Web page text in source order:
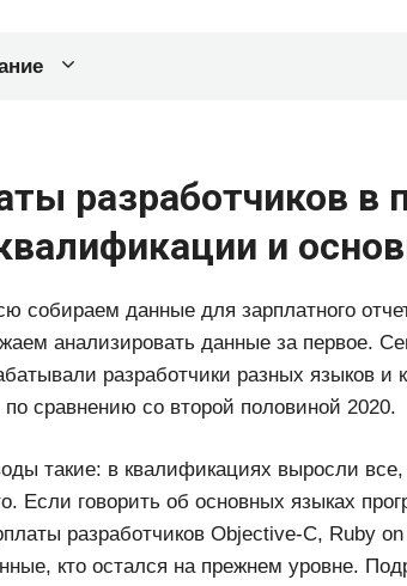
разработчиков в
и
собираем данные для зарплатного
анализировать данные за первое.
разработчики разных языков
сравнению со второй половиной 2020.
такие: в квалификациях выросли
Если говорить об основных языках
разработчиков Objective-С, Ruby
кто остался на прежнем уровне.